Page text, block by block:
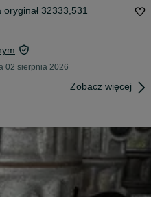
32333,531
02 sierpnia 2026
Zobacz więcej